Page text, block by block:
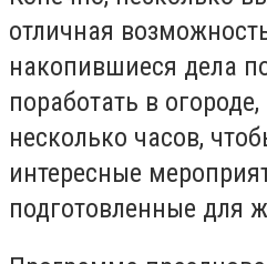
отличная
накопившиеся дела
поработать в
несколько часов,
интересные
подготовленные для